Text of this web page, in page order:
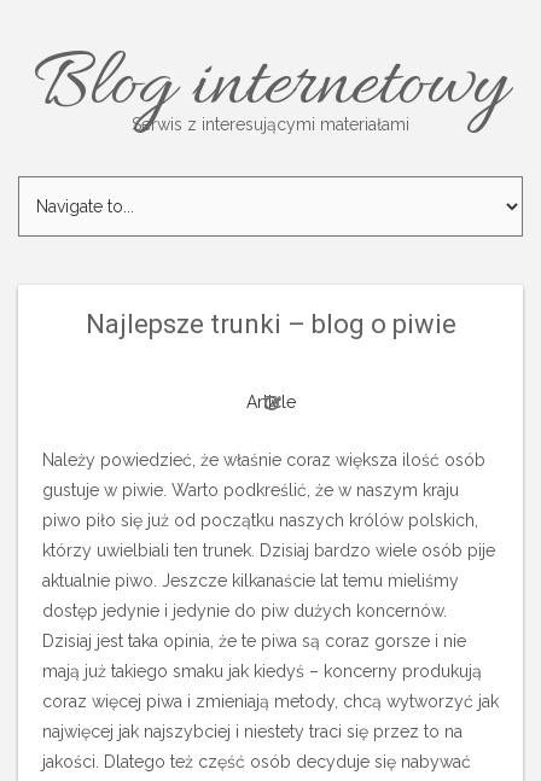
Blog internetowy
Serwis z interesującymi materiałami
Najlepsze trunki – blog o piwie
Article
Należy powiedzieć, że właśnie coraz większa ilość osób
gustuje w piwie. Warto podkreślić, że w naszym kraju
piwo piło się już od początku naszych królów polskich,
którzy uwielbiali ten trunek. Dzisiaj bardzo wiele osób pije
aktualnie piwo. Jeszcze kilkanaście lat temu mieliśmy
dostęp jedynie i jedynie do piw dużych koncernów.
Dzisiaj jest taka opinia, że te piwa są coraz gorsze i nie
mają już takiego smaku jak kiedyś – koncerny produkują
coraz więcej piwa i zmieniają metody, chcą wytworzyć jak
najwięcej jak najszybciej i niestety traci się przez to na
jakości. Dlatego też część osób decyduje się nabywać